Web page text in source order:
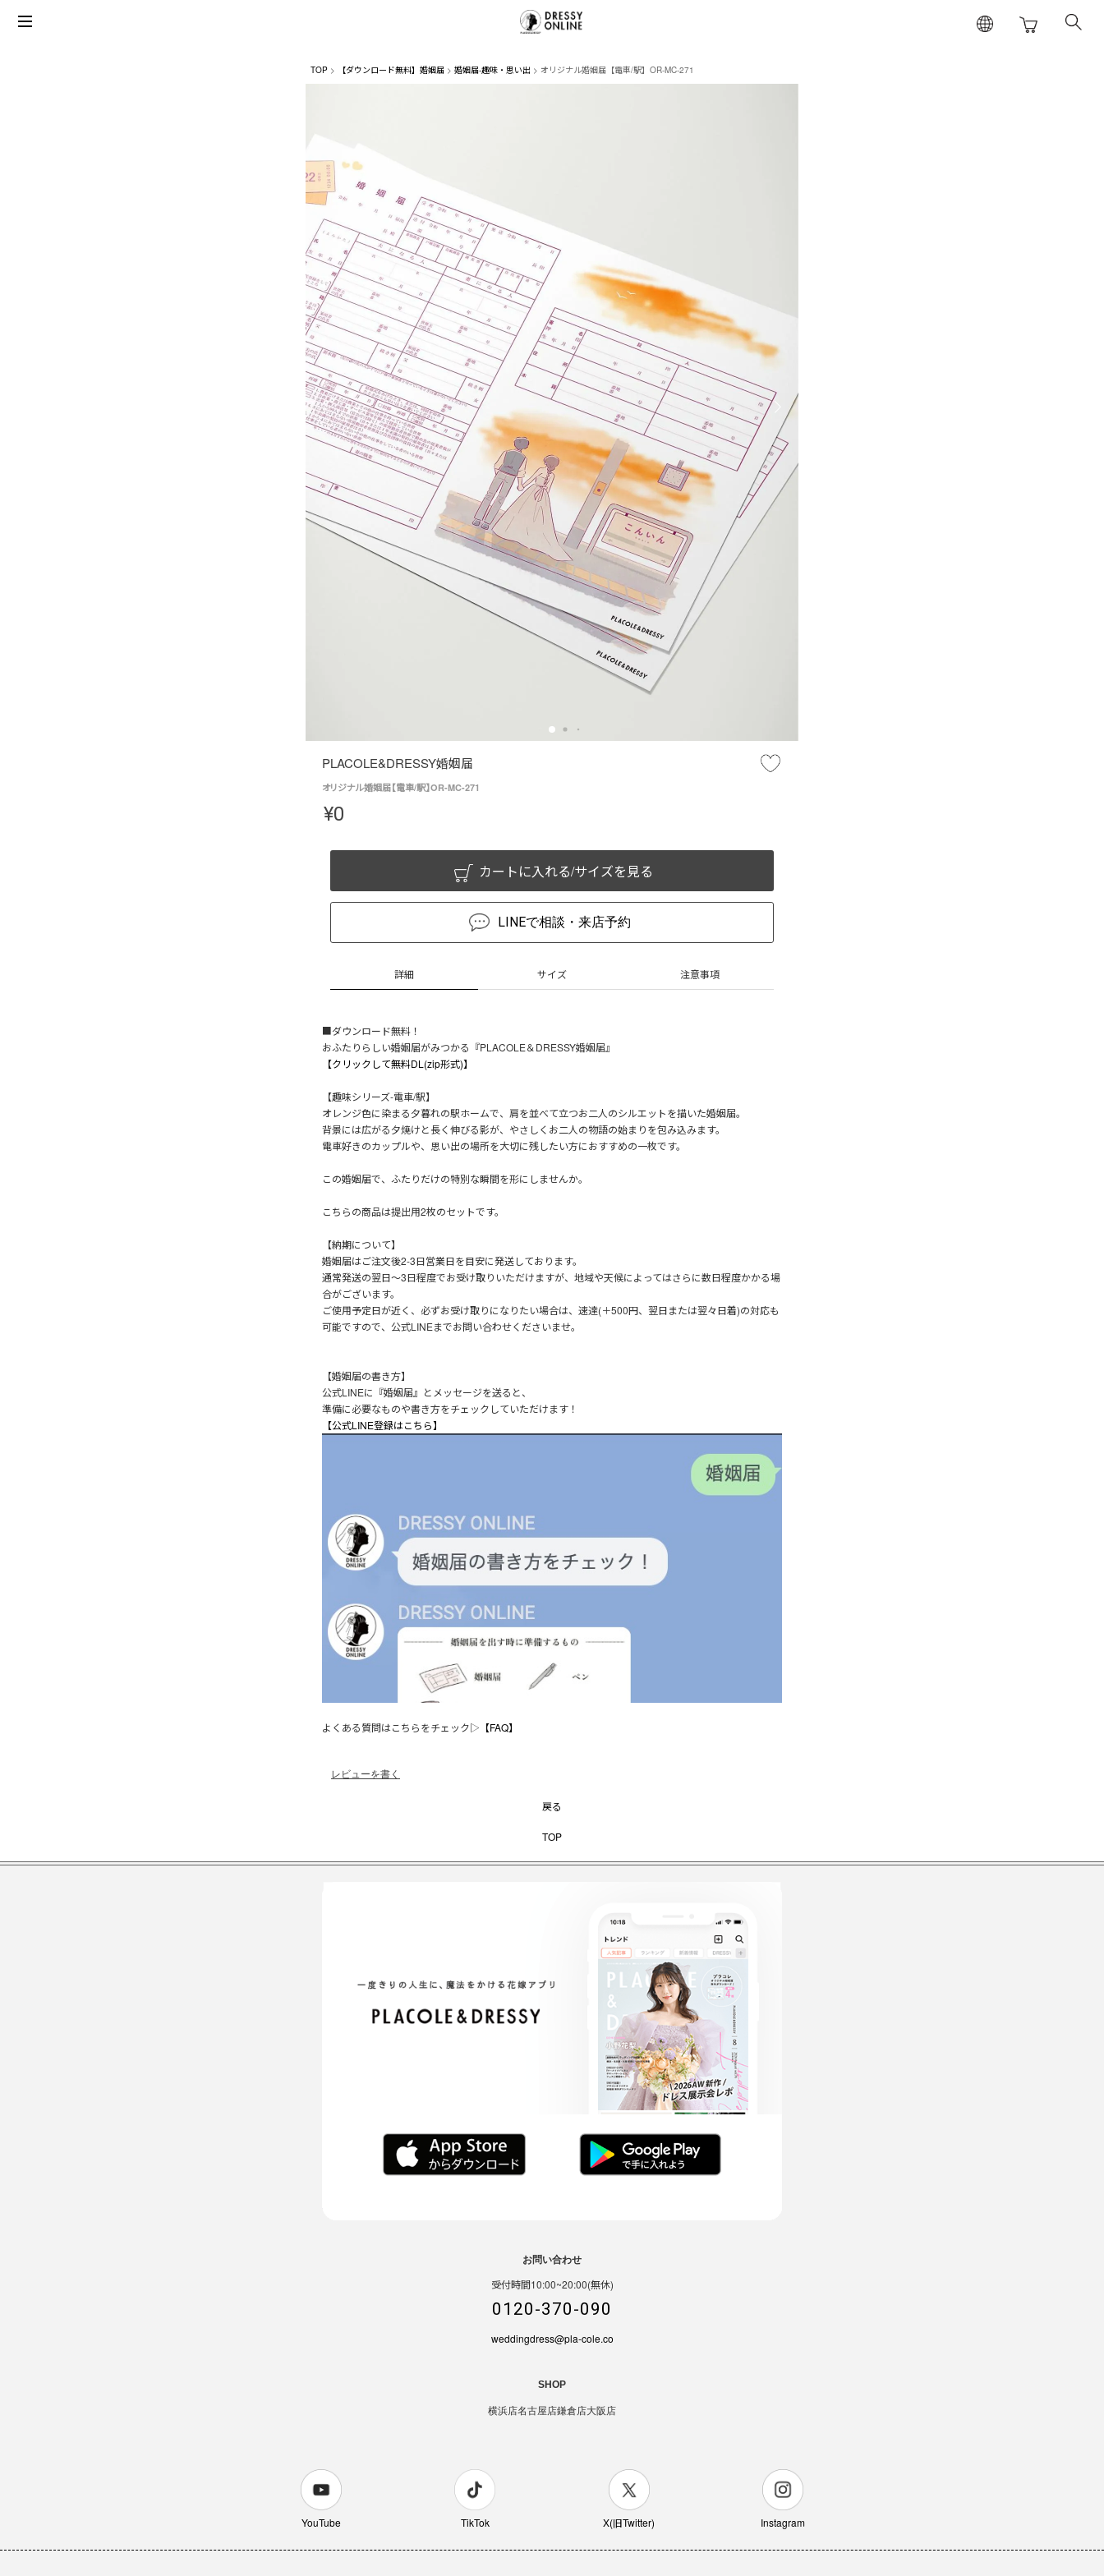
TOP 【ダウンロード無料】婚姻届 婚姻届-趣味・思い出 オリジナル婚姻届【電車/駅】OR-MC-271
PLACOLE&DRESSY婚姻届
オリジナル婚姻届【電車/駅】OR-MC-271
¥0
カートに入れる/サイズを見る
LINEで相談・来店予約
詳細 サイズ 注意事項
■ダウンロード無料！
おふたりらしい婚姻届がみつかる『PLACOLE＆DRESSY婚姻届』
【クリックして無料DL(zip形式)】
【趣味シリーズ-電車/駅】
オレンジ色に染まる夕暮れの駅ホームで、肩を並べて立つお二人のシルエットを描いた婚姻届。
背景には広がる夕焼けと長く伸びる影が、やさしくお二人の物語の始まりを包み込みます。
電車好きのカップルや、思い出の場所を大切に残したい方におすすめの一枚です。
この婚姻届で、ふたりだけの特別な瞬間を形にしませんか。
こちらの商品は提出用2枚のセットです。
【納期について】
婚姻届はご注文後2-3日営業日を目安に発送しております。
通常発送の翌日～3日程度でお受け取りいただけますが、地域や天候によってはさらに数日程度かかる場
合がございます。
ご使用予定日が近く、必ずお受け取りになりたい場合は、速達(＋500円、翌日または翌々日着)の対応も
可能ですので、公式LINEまでお問い合わせくださいませ。
【婚姻届の書き方】
公式LINEに『婚姻届』とメッセージを送ると、
準備に必要なものや書き方をチェックしていただけます！
【公式LINE登録はこちら】
よくある質問はこちらをチェック▷ 【FAQ】
レビューを書く
戻る
TOP
お問い合わせ
受付時間10:00~20:00(無休)
0120-370-090
weddingdress@pla-cole.co
SHOP
横浜店名古屋店鎌倉店大阪店
YouTube TikTok X(旧Twitter) Instagram